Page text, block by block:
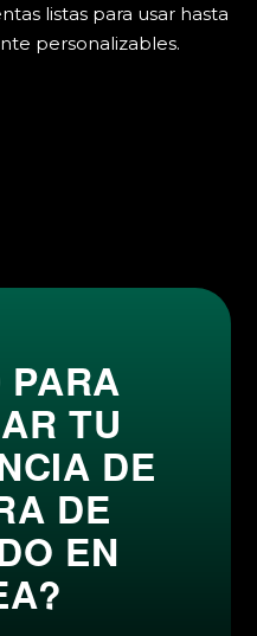
listas para usar hasta
personalizables.
TU
DE
DE
EN